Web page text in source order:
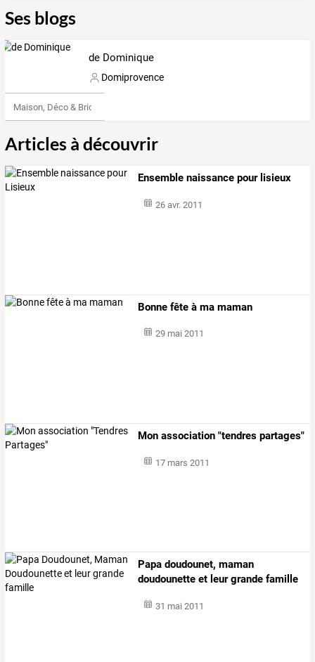
Ses blogs
de Dominique
Domiprovence
Maison, Déco & Bricolage
Articles à découvrir
Ensemble naissance pour lisieux
26 avr. 2011
Bonne fête à ma maman
29 mai 2011
Mon association "tendres partages"
17 mars 2011
Papa doudounet, maman
doudounette et leur grande famille
31 mai 2011